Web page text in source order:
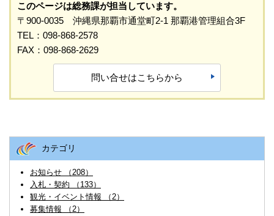
このページは総務課が担当しています。
〒900-0035 沖縄県那覇市通堂町2-1 那覇港管理組合3F
TEL：098-868-2578
FAX：098-868-2629
問い合せはこちらから
カテゴリ
お知らせ （208）
入札・契約 （133）
観光・イベント情報 （2）
募集情報 （2）